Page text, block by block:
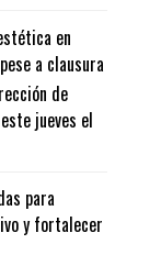
en
a clausura
de
jueves el
para
y fortalecer